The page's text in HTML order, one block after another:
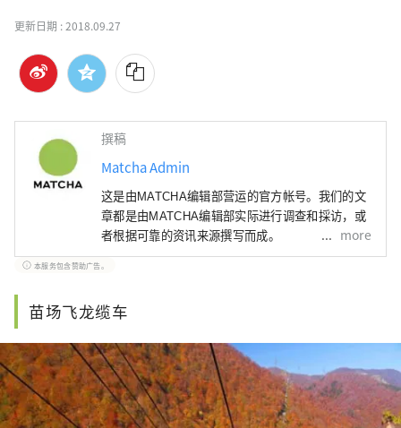
更新日期 :2018.09.27
撰稿
Matcha Admin
这是由MATCHA编辑部营运的官方帐号。我们的文
章都是由MATCHA编辑部实际进行调查和採访，或
者根据可靠的资讯来源撰写而成。
more
本服务包含赞助广告。
苗场飞龙缆车